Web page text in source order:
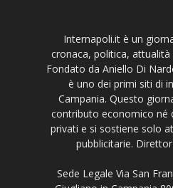
Internapoli.it è un
cronaca, politica, attualità
Fondato da Aniello Di
è uno dei primi siti di
Campania. Questo
contributo economico né
privati e si sostiene solo
pubblicitarie.
Sede Legale Via San